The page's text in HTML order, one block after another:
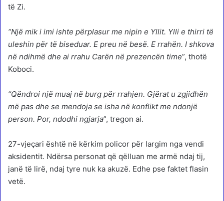
të Zi.
“Një mik i imi ishte përplasur me nipin e Yllit. Ylli e thirri të
uleshin për të biseduar. E preu në besë. E rrahën. I shkova
në ndihmë dhe ai rrahu Carën në prezencën time”, thotë
Koboci.
“Qëndroi një muaj në burg për rrahjen. Gjërat u zgjidhën
më pas dhe se mendoja se isha në konflikt me ndonjë
person. Por, ndodhi ngjarja”, tregon ai.
27-vjeçari është në kërkim policor për largim nga vendi
aksidentit. Ndërsa personat që qëlluan me armë ndaj tij,
janë të lirë, ndaj tyre nuk ka akuzë. Edhe pse faktet flasin
vetë.